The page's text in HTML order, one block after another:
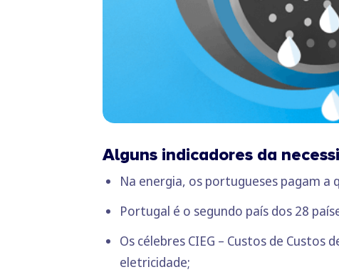
Alguns indicadores da
Na energia, os portugueses pagam a
Portugal é o segundo país dos 28
Os célebres CIEG – Custos de
eletricidade;